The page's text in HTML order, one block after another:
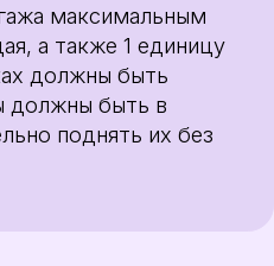
максимальным
а также 1 единицу
должны быть
должны быть в
поднять их без